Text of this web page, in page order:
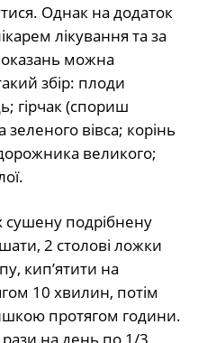
Однак на додаток
лікування та за
можна
збір: плоди
гірчак (спориш
вівса; корінь
великого;
сушену подрібнену
2 столові ложки
кип’ятити на
10 хвилин, потім
протягом години.
на день по 1/3